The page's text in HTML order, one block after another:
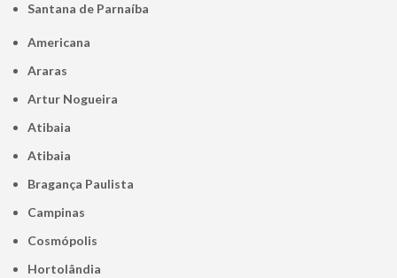
Santana de Parnaíba
Americana
Araras
Artur Nogueira
Atibaia
Atibaia
Bragança Paulista
Campinas
Cosmópolis
Hortolândia